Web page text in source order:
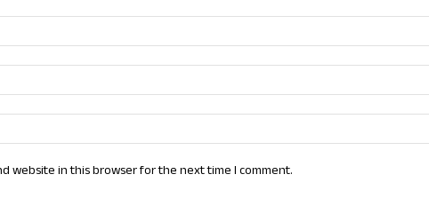
website in this browser for the next time I comment.